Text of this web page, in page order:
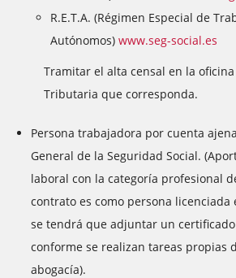
R.E.T.A. (Régimen Especial de
Autónomos) www.seg-social.es
Tramitar el alta censal en la
Tributaria que corresponda.
Persona trabajadora por cuenta
General de la Seguridad Social.
laboral con la categoría profesional
contrato es como persona
se tendrá que adjuntar un
conforme se realizan tareas propias
abogacía).